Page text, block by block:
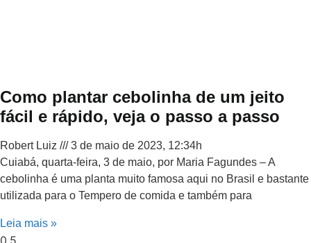
Como plantar cebolinha de um jeito
fácil e rápido, veja o passo a passo
Robert Luiz
3 de maio de 2023, 12:34h
Cuiabá, quarta-feira, 3 de maio, por Maria Fagundes – A
cebolinha é uma planta muito famosa aqui no Brasil e bastante
utilizada para o Tempero de comida e também para
Leia mais »